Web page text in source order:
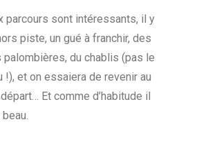
parcours sont intéressants, il y
piste, un gué à franchir, des
du chablis (pas le
!), et on essaiera de revenir au
Et comme d’habitude il